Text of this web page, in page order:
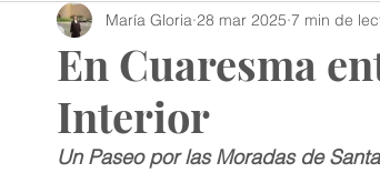
San José Santos del Carmelo
Poesía Escritora
En Cuaresma
Interior
María Gloria 28 mar 2025 7 min de
Un Paseo por las Moradas de